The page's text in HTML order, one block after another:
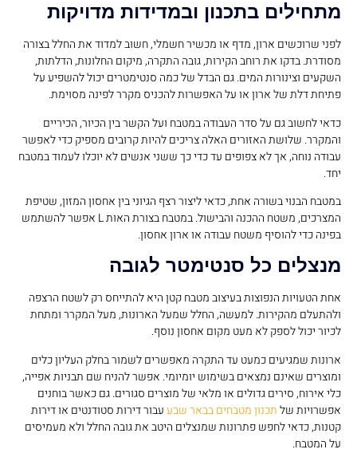
מתחילים בתכנון ובמדידות מדויקות
לפני שרוכשים ארון, מדף או מכשיר חשמלי, חשוב למדוד את החלל בצורה
מסודרת. בדקו את רוחב הקירות, גובה התקרה, מיקום החלונות, הדלתות,
השקעים וצינורות המים. גם הבדל של כמה סנטימטרים יכול להשפיע על
פתיחת דלת של ארון או על האפשרות להכניס מקרר לפינה מסוימת.
כדאי לחשוב גם על סדר העבודה במטבח ועל הקשר בין הכיור, הכיריים
והמקרר. שלושת האזורים האלה צריכים להיות קרובים מספיק כדי לאפשר
עבודה נוחה, אך לא צפופים עד כדי כך ששני אנשים לא יוכלו לעמוד במטבח
יחד.
במטבח הבנוי בשורה אחת, כדאי ליצור רצף הגיוני בין אחסון המזון, שטיפת
המצרכים, משטח ההכנה והבישול. במטבח בצורת האות L אפשר להשתמש
בפינה כדי להוסיף משטח עבודה או ארון אחסון.
מנצלים כל סנטימטר לגובה
אחת הטעויות הנפוצות בעיצוב מטבח קטן היא להתייחס רק לשטח הרצפה
ולהתעלם מהקירות. למעשה, החלל שמעל הארונות, מעל המקרר ומתחת
לכיור יכול לספק לא מעט מקום אחסון נוסף.
ארונות שמגיעים כמעט עד התקרה מאפשרים לשמור בחלק העליון כלים
ומוצרים שאינם נמצאים בשימוש יומיומי. אפשר להניח שם תבניות אפייה,
כלי אירוח, סירים גדולים או מלאי של מוצרים סגורים. גם כאשר בוחנים
אפשרויות שלתכנון מטבחים בבאר שבעעבור דירות סטודנטים או דירות
קטנות, כדאי לחפש פתרונות שמנצלים היטב את גובה החלל ולא מעמיסים
על המטבח.